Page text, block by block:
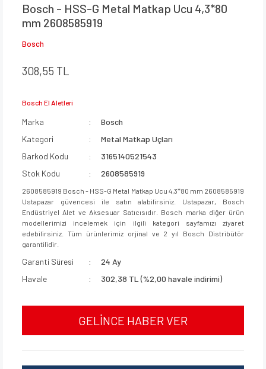
Bosch - HSS-G Metal Matkap Ucu 4,3*80
mm 2608585919
Bosch
308,55 TL
Bosch El Aletleri
Marka
Bosch
Kategori
Metal Matkap Uçları
Barkod Kodu
3165140521543
Stok Kodu
2608585919
2608585919 Bosch - HSS-G Metal Matkap Ucu 4,3*80 mm 2608585919
Ustapazar güvencesi ile satın alabilirsiniz. Ustapazar, Bosch
Endüstriyel Alet ve Aksesuar Satıcısıdır. Bosch marka diğer ürün
modellerimizi incelemek için ilgili kategori sayfamızı ziyaret
edebilirsiniz. Tüm ürünlerimiz orjinal ve 2 yıl Bosch Distribütör
garantilidir.
Garanti Süresi
24 Ay
Havale
302,38 TL (%2,00 havale indirimi)
GELİNCE HABER VER